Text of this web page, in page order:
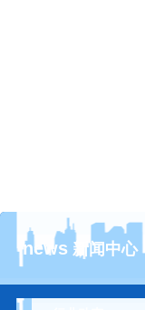
news 新闻中心